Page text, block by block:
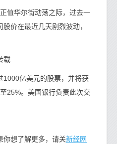
华尔街动荡之际，过去一
价在最近几天剧烈波动，
载
亿美元的股票，并将获
25%。美国银行负责此次交
你想了解更多，请关新经网